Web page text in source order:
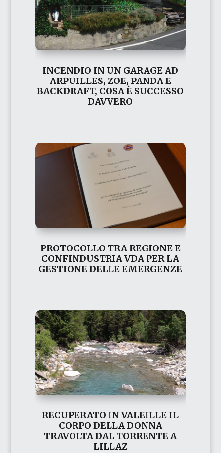
INCENDIO IN UN GARAGE AD
ARPUILLES, ZOE, PANDA E
BACKDRAFT, COSA È SUCCESSO
DAVVERO
PROTOCOLLO TRA REGIONE E
CONFINDUSTRIA VDA PER LA
GESTIONE DELLE EMERGENZE
RECUPERATO IN VALEILLE IL
CORPO DELLA DONNA
TRAVOLTA DAL TORRENTE A
LILLAZ